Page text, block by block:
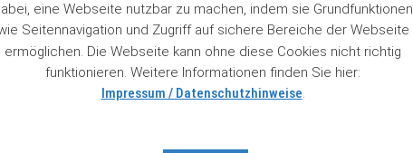
eine Webseite nutzbar zu machen, indem sie Grundfunktionen
Seitennavigation und Zugriff auf sichere Bereiche der Webseite
ermöglichen. Die Webseite kann ohne diese Cookies nicht richtig
funktionieren. Weitere Informationen finden Sie hier:
Impressum / Datenschutzhinweise